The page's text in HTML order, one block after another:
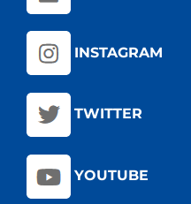
INSTAGRAM
TWITTER
YOUTUBE